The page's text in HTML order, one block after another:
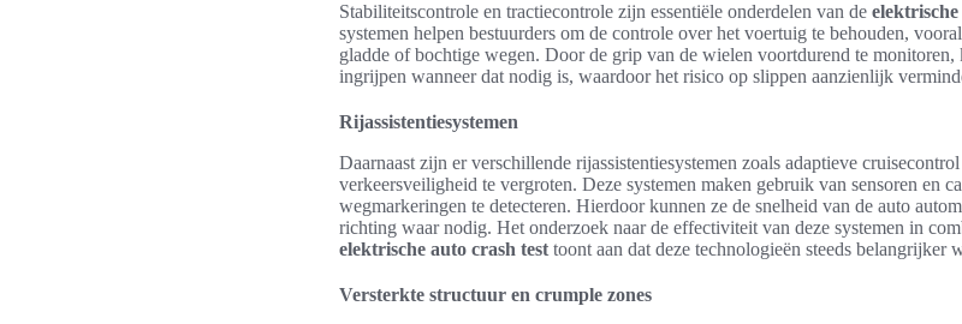
Stabiliteitscontrole en tractiecontrole zijn essentiële onderdelen van de elektrische
systemen helpen bestuurders om de controle over het voertuig te behouden,
gladde of bochtige wegen. Door de grip van de wielen voortdurend te monitoren,
ingrijpen wanneer dat nodig is, waardoor het risico op slippen aanzienlijk
Rijassistentiesystemen
Daarnaast zijn er verschillende rijassistentiesystemen zoals adaptieve
verkeersveiligheid te vergroten. Deze systemen maken gebruik van sensoren en
wegmarkeringen te detecteren. Hierdoor kunnen ze de snelheid van de auto
richting waar nodig. Het onderzoek naar de effectiviteit van deze systemen in
elektrische auto crash test toont aan dat deze technologieën steeds belangrijker
Versterkte structuur en crumple zones